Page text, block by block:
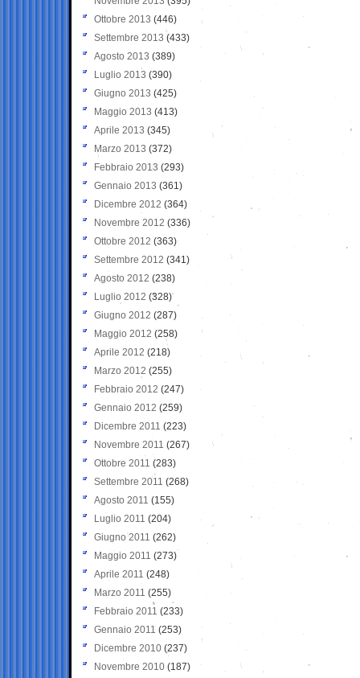
Ottobre 2013 (446)
Settembre 2013 (433)
Agosto 2013 (389)
Luglio 2013 (390)
Giugno 2013 (425)
Maggio 2013 (413)
Aprile 2013 (345)
Marzo 2013 (372)
Febbraio 2013 (293)
Gennaio 2013 (361)
Dicembre 2012 (364)
Novembre 2012 (336)
Ottobre 2012 (363)
Settembre 2012 (341)
Agosto 2012 (238)
Luglio 2012 (328)
Giugno 2012 (287)
Maggio 2012 (258)
Aprile 2012 (218)
Marzo 2012 (255)
Febbraio 2012 (247)
Gennaio 2012 (259)
Dicembre 2011 (223)
Novembre 2011 (267)
Ottobre 2011 (283)
Settembre 2011 (268)
Agosto 2011 (155)
Luglio 2011 (204)
Giugno 2011 (262)
Maggio 2011 (273)
Aprile 2011 (248)
Marzo 2011 (255)
Febbraio 2011 (233)
Gennaio 2011 (253)
Dicembre 2010 (237)
Novembre 2010 (187)